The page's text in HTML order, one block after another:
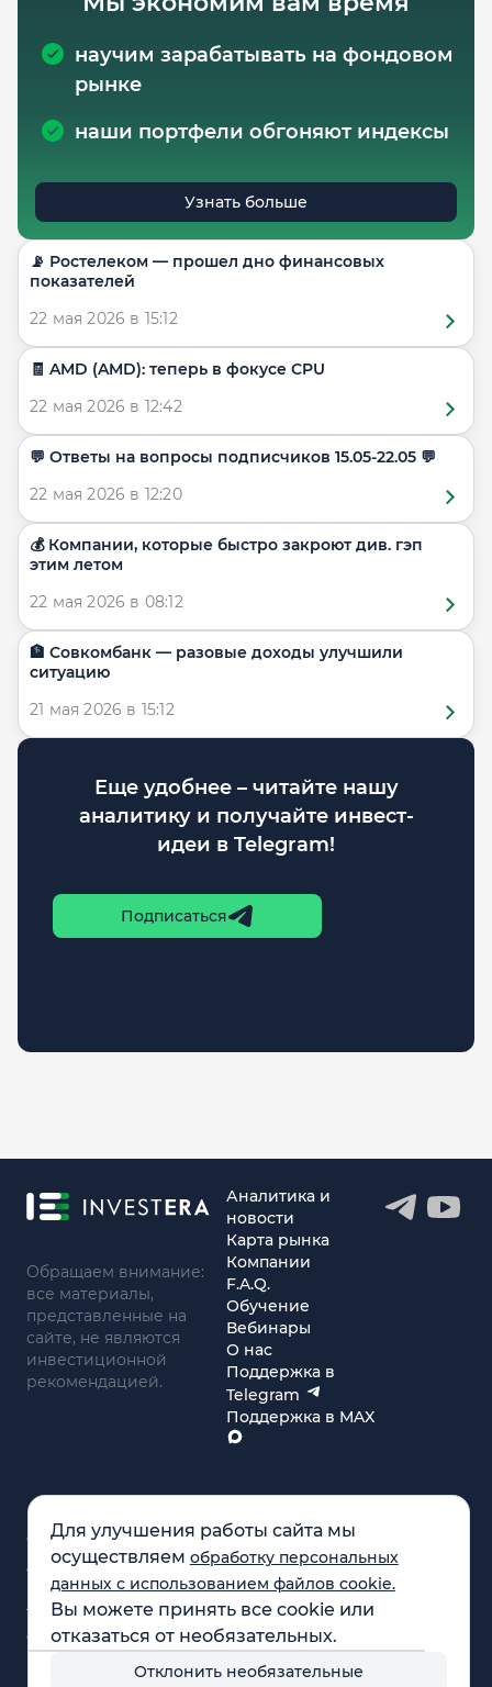
Для улучшения работы сайта мы
осуществляем обработку персональных
данных с использованием файлов cookie.
Вы можете принять все cookie или
отказаться от необязательных.
Отклонить необязательные
научим зарабатывать на фондовом
рынке
наши портфели обгоняют индексы
Узнать больше
📡 Ростелеком — прошел дно финансовых
показателей
22 мая 2026 в 15:12
🧾 AMD (AMD): теперь в фокусе CPU
22 мая 2026 в 12:42
​​💬 Ответы на вопросы подписчиков 15.05-22.05 💬
22 мая 2026 в 12:20
💰 Компании, которые быстро закроют див. гэп
этим летом
22 мая 2026 в 08:12
🏦 Совкомбанк — разовые доходы улучшили
ситуацию
21 мая 2026 в 15:12
Еще удобнее – читайте нашу
аналитику и получайте инвест-
идеи в Telegram!
Подписаться
Обращаем внимание:
все материалы,
представленные на
сайте, не являются
инвестиционной
рекомендацией.
Аналитика и
новости
Карта рынка
Компании
F.A.Q.
Обучение
Вебинары
О нас
Поддержка в
Telegram
Поддержка в MAX
© 2021 - 2026 «ИП Артём Николаев»
Адрес регистрации(совпадает с фактическим): 107241,
Россия, г. Москва, ул. Амурская, д.31, кв. 160
Тел.: +79104087399 (поддержка по телефону не
осуществляется)